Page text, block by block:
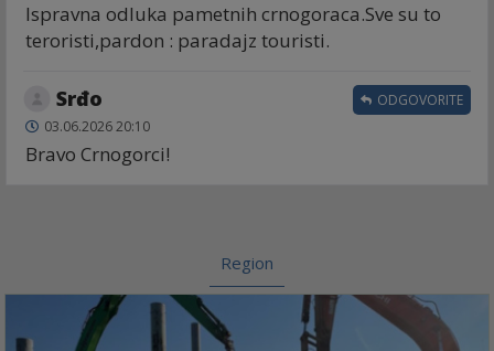
Ispravna odluka pametnih crnogoraca.Sve su to
teroristi,pardon : paradajz touristi.
Srđo
03.06.2026 20:10
Bravo Crnogorci!
ODGOVORITE
Region